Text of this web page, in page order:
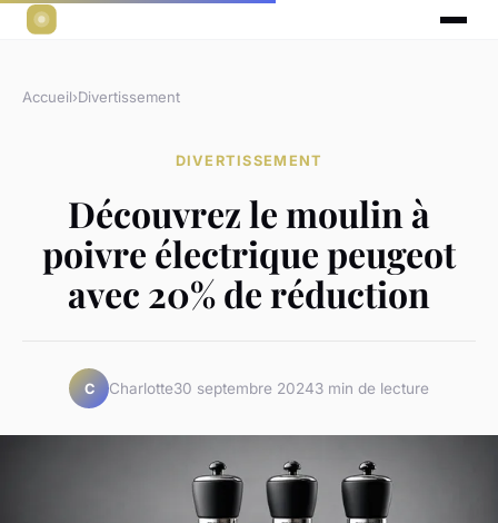
Accueil›Divertissement
DIVERTISSEMENT
Découvrez le moulin à
poivre électrique peugeot
avec 20% de réduction
C Charlotte30 septembre 20243 min de lecture